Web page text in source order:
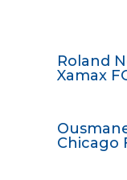
Roland
Xamax
Chicago